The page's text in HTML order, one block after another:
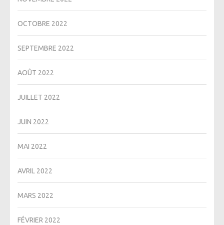
OCTOBRE 2022
SEPTEMBRE 2022
AOÛT 2022
JUILLET 2022
JUIN 2022
MAI 2022
AVRIL 2022
MARS 2022
FÉVRIER 2022